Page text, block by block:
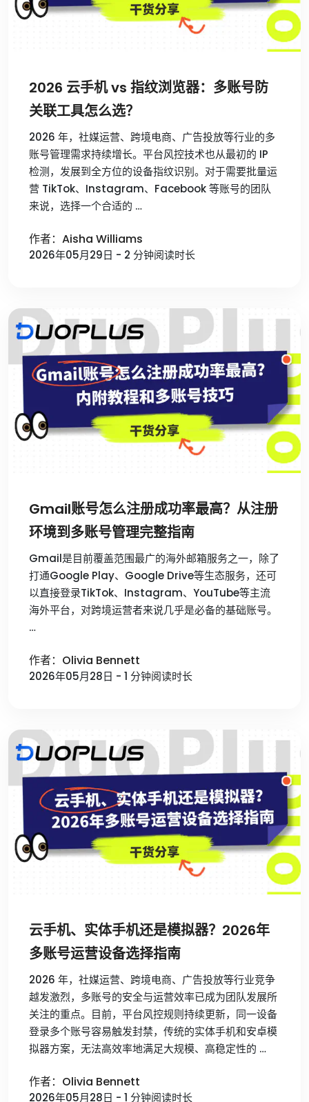
2026 云手机 vs 指纹浏览器：多账号防
关联工具怎么选？
2026 年，社媒运营、跨境电商、广告投放等行业的多
账号管理需求持续增长。平台风控技术也从最初的 IP
检测，发展到全方位的设备指纹识别。对于需要批量运
营 TikTok、Instagram、Facebook 等账号的团队
来说，选择一个合适的 …
作者：Aisha Williams
2026年05月29日 - 2 分钟阅读时长
Gmail账号怎么注册成功率最高？从注册
环境到多账号管理完整指南
Gmail是目前覆盖范围最广的海外邮箱服务之一，除了
打通Google Play、Google Drive等生态服务，还可
以直接登录TikTok、Instagram、YouTube等主流
海外平台，对跨境运营者来说几乎是必备的基础账号。
…
作者：Olivia Bennett
2026年05月28日 - 1 分钟阅读时长
云手机、实体手机还是模拟器？2026年
多账号运营设备选择指南
2026 年，社媒运营、跨境电商、广告投放等行业竞争
越发激烈，多账号的安全与运营效率已成为团队发展所
关注的重点。目前，平台风控规则持续更新，同一设备
登录多个账号容易触发封禁，传统的实体手机和安卓模
拟器方案，无法高效率地满足大规模、高稳定性的 …
作者：Olivia Bennett
2026年05月28日 - 1 分钟阅读时长